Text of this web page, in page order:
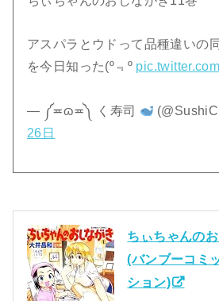
アスパラとウドって品種違いの
を今日知った(º﹃º
— ༼≖ɷ≖༽ く寿司
26日
ちぃちゃんの
(バンブーコミ
ション)